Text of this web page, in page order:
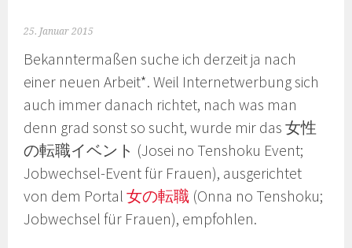
25. Januar 2015
Bekanntermaßen suche ich derzeit ja nach
einer neuen Arbeit*. Weil Internetwerbung sich
auch immer danach richtet, nach was man
denn grad sonst so sucht, wurde mir das 女性
の転職イベント (Josei no Tenshoku Event;
Jobwechsel-Event für Frauen), ausgerichtet
von dem Portal女の転職 (Onna no Tenshoku;
Jobwechsel für Frauen), empfohlen.